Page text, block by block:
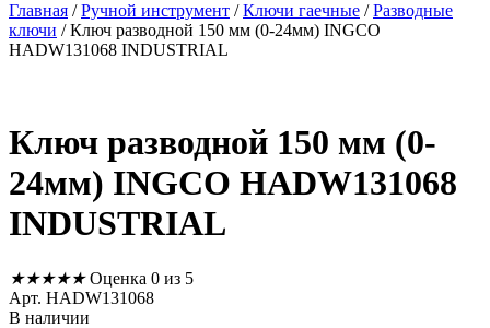
Главная /Ручной инструмент /Ключи гаечные /Разводные
ключи / Ключ разводной 150 мм (0-24мм) INGCO
HADW131068 INDUSTRIAL
Ключ разводной 150 мм (0-
24мм) INGCO HADW131068
INDUSTRIAL
★★★★★ Оценка 0 из 5
Арт. HADW131068
В наличии